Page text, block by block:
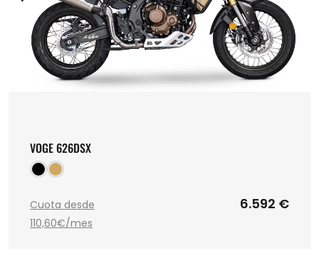
VOGE 626DSX
Cuota desde
110,60€/mes
6.592 €